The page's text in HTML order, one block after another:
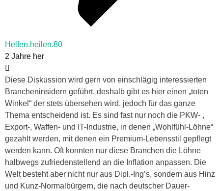
Helfen.heilen.80
2 Jahre her
Diese Diskussion wird gern von einschlägig interessierten
Brancheninsidern geführt, deshalb gibt es hier einen „toten
Winkel“ der stets übersehen wird, jedoch für das ganze
Thema entscheidend ist. Es sind fast nur noch die PKW- ,
Export-, Waffen- und IT-Industrie, in denen „Wohlfühl-Löhne“
gezahlt werden, mit denen ein Premium-Lebensstil gepflegt
werden kann. Oft konnten nur diese Branchen die Löhne
halbwegs zufriedenstellend an die Inflation anpassen. Die
Welt besteht aber nicht nur aus Dipl.-Ing’s, sondern aus Hinz
und Kunz-Normalbürgern, die nach deutscher Dauer-